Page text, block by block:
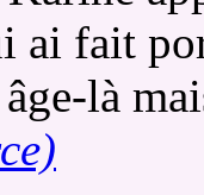
ai fait
là